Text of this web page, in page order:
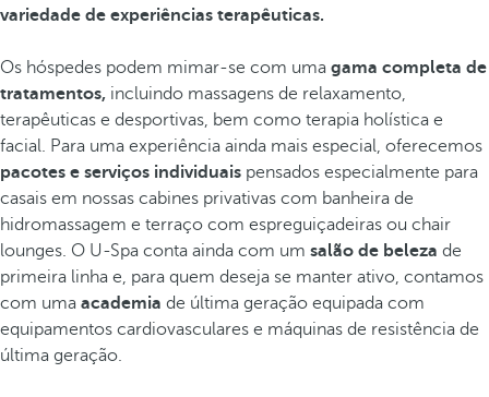
variedade de experiências terapêuticas.
Os hóspedes podem mimar-se com uma gama completa de
tratamentos, incluindo massagens de relaxamento,
terapêuticas e desportivas, bem como terapia holística e
facial. Para uma experiência ainda mais especial, oferecemos
pacotes e serviços individuais pensados especialmente para
casais em nossas cabines privativas com banheira de
hidromassagem e terraço com espreguiçadeiras ou chair
lounges. O U-Spa conta ainda com um salão de beleza de
primeira linha e, para quem deseja se manter ativo, contamos
com uma academia de última geração equipada com
equipamentos cardiovasculares e máquinas de resistência de
última geração.